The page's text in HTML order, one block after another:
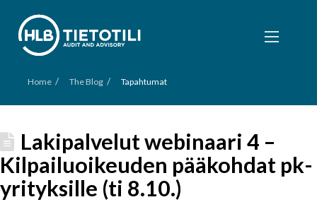
Home / The Blog / Tapahtumat
Lakipalvelut webinaari 4 –
Kilpailuoikeuden pääkohdat pk-
yrityksille (ti 8.10.)